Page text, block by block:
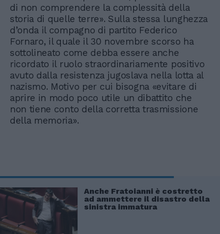
di non comprendere la complessità della
storia di quelle terre». Sulla stessa lunghezza
d’onda il compagno di partito Federico
Fornaro, il quale il 30 novembre scorso ha
sottolineato come debba essere anche
ricordato il ruolo straordinariamente positivo
avuto dalla resistenza jugoslava nella lotta al
nazismo. Motivo per cui bisogna «evitare di
aprire in modo poco utile un dibattito che
non tiene conto della corretta trasmissione
della memoria».
Anche Fratoianni è costretto
ad ammettere il disastro della
sinistra immatura